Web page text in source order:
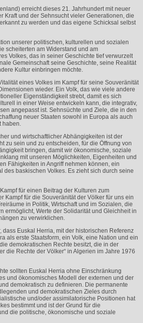
erreicht dieses 21. Jahrhundert mit neuer
Kraft und der Sehnsucht vieler Generationen, die
zu werden und das eigene Schicksal selbst
unserer politischen, kulturellen und sozialen
scheiterten am Widerstand und am
Volkes, das in seiner Geschichte tief verwurzelt
Gemeinschaft seine Geschichte, seine Realität
Kultur einbringen möchte.
eines Volkes im Kampf für seine Souveränität
wieder. Ein Volk, das wie viele andere
Eigenständigkeit strebt, damit es sich
in einer Weise entwickeln kann, die integrativ,
angepasst ist. Sehnsüchte und Ziele, die in den
neuer Staaten sowohl in Europa als auch
und wirtschaftlicher Abhängigkeiten ist der
zu sein und zu entscheiden, für die Öffnung von
bringen, damit wir ökonomische, soziale
mit unseren Möglichkeiten, Eigenheiten und
Fähigkeiten in Angriff nehmen können, ein
des baskischen Volkes. Es zieht sich durch seine
für einen Beitrag der Kulturen zum
Kampf für die Souveränität der Völker für uns ein
in Politik, Wirtschaft und im Sozialen, die
ermöglicht, Werte der Solidarität und Gleichheit in
zu verwirklichen.
dass Euskal Herria, mit der historischen Referenz
als erste Staatsform, ein Volk, eine Nation und ein
demokratischen Rechte besitzt, die in der
die Rechte der Völker“ in Algerien im Jahre 1976
sollten Euskal Herria ohne Einschränkung
und ökonomisches Modell der externen und der
demokratisch zu definieren. Die permanente
und demokratischen Zieles durch
und/oder assimilatorische Positionen hat
bestimmt und ist der Grund für die
die politische, ökonomische und soziale